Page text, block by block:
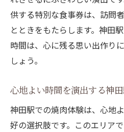
供する特別な食事券は、訪問
とときをもたらします。神田
時間は、心に残る思い出作り
しょう。
心地よい時間を演出する神
神田駅での焼肉体験は、心地
好の選択肢です。このエリア